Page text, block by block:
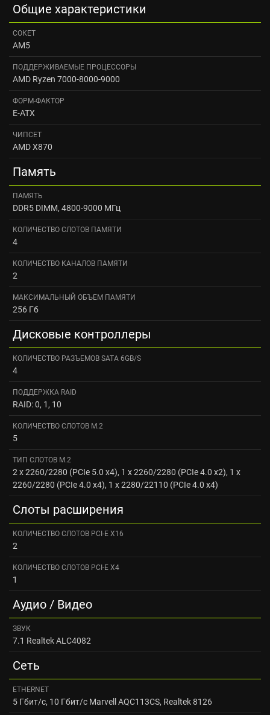
Общие характеристики
СОКЕТ
AM5
ПОДДЕРЖИВАЕМЫЕ ПРОЦЕССОРЫ
AMD Ryzen 7000-8000-9000
ФОРМ-ФАКТОР
E-ATX
ЧИПСЕТ
AMD X870
Память
ПАМЯТЬ
DDR5 DIMM, 4800-9000 МГц
КОЛИЧЕСТВО СЛОТОВ ПАМЯТИ
4
КОЛИЧЕСТВО КАНАЛОВ ПАМЯТИ
2
МАКСИМАЛЬНЫЙ ОБЪЕМ ПАМЯТИ
256 Гб
Дисковые контроллеры
КОЛИЧЕСТВО РАЗЪЕМОВ SATA 6GB/S
4
ПОДДЕРЖКА RAID
RAID: 0, 1, 10
КОЛИЧЕСТВО СЛОТОВ M.2
5
ТИП СЛОТОВ M.2
2 x 2260/2280 (PCIe 5.0 x4), 1 x 2260/2280 (PCIe 4.0 x2), 1 x
2260/2280 (PCIe 4.0 x4), 1 x 2280/22110 (PCIe 4.0 x4)
Слоты расширения
КОЛИЧЕСТВО СЛОТОВ PCI-E X16
2
КОЛИЧЕСТВО СЛОТОВ PCI-E X4
1
Аудио / Видео
ЗВУК
7.1 Realtek ALC4082
Сеть
ETHERNET
5 Гбит/с, 10 Гбит/с Marvell AQC113CS, Realtek 8126